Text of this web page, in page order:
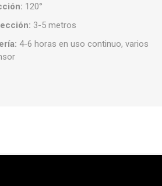
120°
3-5 metros
4-6 horas en uso continuo, varios